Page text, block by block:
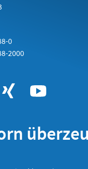
0
2000